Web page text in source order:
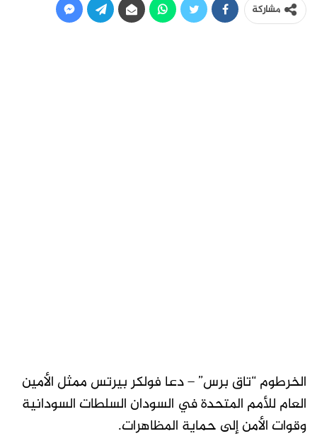
مشاركة
الخرطوم “تاق برس” – دعا فولكر بيرتس ممثل الأمين
العام للأمم المتحدة في السودان السلطات السودانية
وقوات الأمن إلى حماية المظاهرات.